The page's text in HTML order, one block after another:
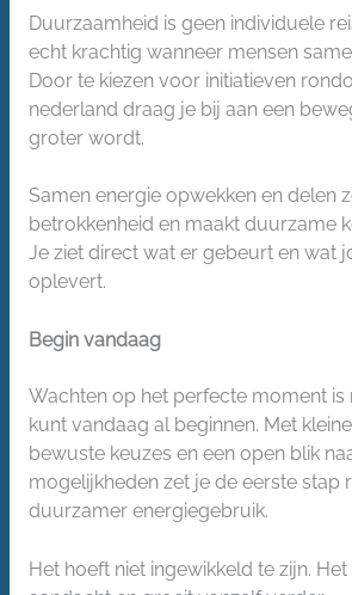
Duurzaamheid is geen individuele
echt krachtig wanneer mensen
Door te kiezen voor initiatieven
nederland draag je bij aan een
groter wordt.
Samen energie opwekken en delen
betrokkenheid en maakt duurzame
Je ziet direct wat er gebeurt en wat
oplevert.
Begin vandaag
Wachten op het perfecte moment is
kunt vandaag al beginnen. Met
bewuste keuzes en een open blik
mogelijkheden zet je de eerste stap
duurzamer energiegebruik.
Het hoeft niet ingewikkeld te zijn.